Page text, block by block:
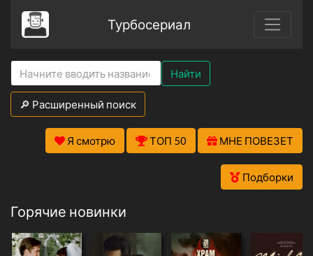
Турбосериал
Найти
🔎 Расширенный поиск
Я смотрю ТОП 50 МНЕ ПОВЕЗЕТ
Подборки
Горячие новинки